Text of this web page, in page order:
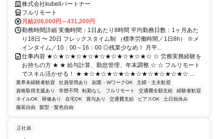
株式会社kubellパートナー
フルリモート
月給208,000円～431,200円
勤務時間詳細 実働時間：1日あたり8時間 平均勤務日数：1ヶ月あた
り18日 〜 20日 フレックスタイム制 （標準労働時間／1日8h） ※メ
インタイム／10：00～16：00 ◎残業少なめ！ 月平...
仕事内容 ★☆★☆★☆★☆★☆★☆★☆★☆★☆ ☆ 労務実務経験を
お持ちの方 ★ ★ 給与計算、勤怠管理、年末調整 ☆ ☆ フルリモート
でスキル活かせる！ ★ ★☆★☆★☆★☆★☆★☆★☆★☆★☆ ...
業界未経験者歓迎 社員登用あり 副業・WワークOK
主婦・主夫歓迎
資格取得支援あり
学歴不問 転勤なし フルリモート 交通費全額支給
経験者歓迎
ネイルOK
研修あり 在宅OK 賞与あり 交通費支給 ピアスOK
土日祝休み
服装自由
髪型・髪色自由
正社員